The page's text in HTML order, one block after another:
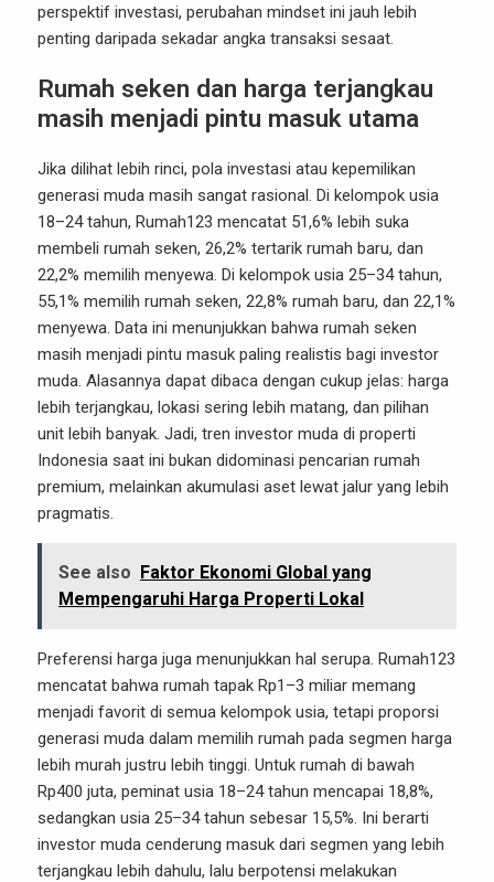
perspektif investasi, perubahan mindset ini jauh lebih
penting daripada sekadar angka transaksi sesaat.
Rumah seken dan harga terjangkau
masih menjadi pintu masuk utama
Jika dilihat lebih rinci, pola investasi atau kepemilikan
generasi muda masih sangat rasional. Di kelompok usia
18–24 tahun, Rumah123 mencatat 51,6% lebih suka
membeli rumah seken, 26,2% tertarik rumah baru, dan
22,2% memilih menyewa. Di kelompok usia 25–34 tahun,
55,1% memilih rumah seken, 22,8% rumah baru, dan 22,1%
menyewa. Data ini menunjukkan bahwa rumah seken
masih menjadi pintu masuk paling realistis bagi investor
muda. Alasannya dapat dibaca dengan cukup jelas: harga
lebih terjangkau, lokasi sering lebih matang, dan pilihan
unit lebih banyak. Jadi, tren investor muda di properti
Indonesia saat ini bukan didominasi pencarian rumah
premium, melainkan akumulasi aset lewat jalur yang lebih
pragmatis.
See also Faktor Ekonomi Global yang
Mempengaruhi Harga Properti Lokal
Preferensi harga juga menunjukkan hal serupa. Rumah123
mencatat bahwa rumah tapak Rp1–3 miliar memang
menjadi favorit di semua kelompok usia, tetapi proporsi
generasi muda dalam memilih rumah pada segmen harga
lebih murah justru lebih tinggi. Untuk rumah di bawah
Rp400 juta, peminat usia 18–24 tahun mencapai 18,8%,
sedangkan usia 25–34 tahun sebesar 15,5%. Ini berarti
investor muda cenderung masuk dari segmen yang lebih
terjangkau lebih dahulu, lalu berpotensi melakukan